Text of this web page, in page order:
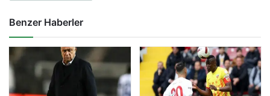
Benzer Haberler